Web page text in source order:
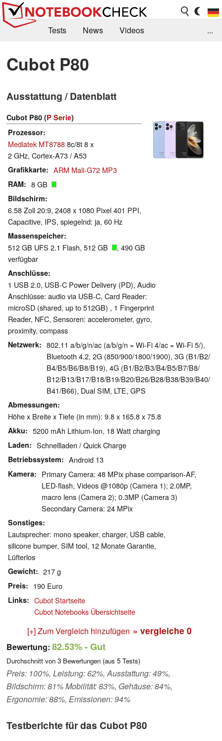
Tests News
Videos
Kaufberatung
Deals
Forum
...
Cubot P80
Ausstattung / Datenblatt
Cubot P80 (P Serie)
Prozessor
Mediatek MT87888c/8t 8 x
2 GHz, Cortex-A73 / A53
Grafikkarte ARM Mali-G72 MP3
RAM 8 GB
Bildschirm
6.58 Zoll 20:9, 2408 x 1080 Pixel 401 PPI,
Capacitive, IPS, spiegelnd: ja, 60 Hz
Massenspeicher
512 GB UFS 2.1 Flash, 512 GB
, 490 GB
verfügbar
Anschlüsse
1 USB 2.0, USB-C Power Delivery (PD), Audio
Anschlüsse: audio via USB-C, Card Reader:
microSD (shared, up to 512GB) , 1 Fingerprint
Reader, NFC, Sensoren: accelerometer, gyro,
proximity, compass
Netzwerk
802.11 a/b/g/n/ac (a/b/g/n = Wi-Fi 4/ac = Wi-Fi 5/),
Bluetooth 4.2, 2G (850/​900/​1800/​1900), 3G (B1/​B2/​
B4/​B5/​B6/​B8/​B19), 4G (B1/​B2/​B3/​B4/​B5/​B7/​B8/​
B12/​B13/​B17/​B18/​B19/​B20/​B26/​B28/​B38/​B39/​B40/​
B41/​B66), Dual SIM, LTE, GPS
Abmessungen
Höhe x Breite x Tiefe (in mm): 9.8 x 165.8 x 75.8
Akku 5200 mAh Lithium-Ion, 18 Watt charging
Laden Schnellladen / Quick Charge
Betriebssystem Android 13
Kamera
Primary Camera: 48 MPix phase comparison-AF,
LED-flash, Videos @1080p (Camera 1); 2.0MP,
macro lens (Camera 2); 0.3MP (Camera 3)
Secondary Camera: 24 MPix
Sonstiges
Lautsprecher: mono speaker, charger, USB cable,
silicone bumper, SIM tool, 12 Monate Garantie,
Lüfterlos
Gewicht 217 g
Preis 190 Euro
Links
Cubot Startseite
Cubot Notebooks Übersichtseite
[+] Zum Vergleich hinzufügen » vergleiche 0
Bewertung: 82.53%- Gut
Durchschnitt von 3 Bewertungen (aus 5 Tests)
Preis: 100%, Leistung: 62%, Ausstattung: 49%,
Bildschirm: 81% Mobilität: 83%, Gehäuse: 84%,
Ergonomie: 88%, Emissionen: 94%
Testberichte für das Cubot P80